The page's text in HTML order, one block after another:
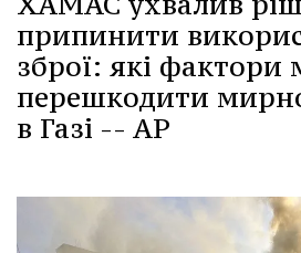
припинити
зброї: які фактори
перешкодити
в Газі -- AP